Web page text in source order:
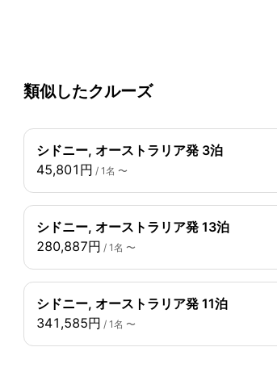
類似したクルーズ
シドニー, オーストラリア発 3泊
45,801円 / 1名 〜
シドニー, オーストラリア発 13泊
280,887円 / 1名 〜
シドニー, オーストラリア発 11泊
341,585円 / 1名 〜